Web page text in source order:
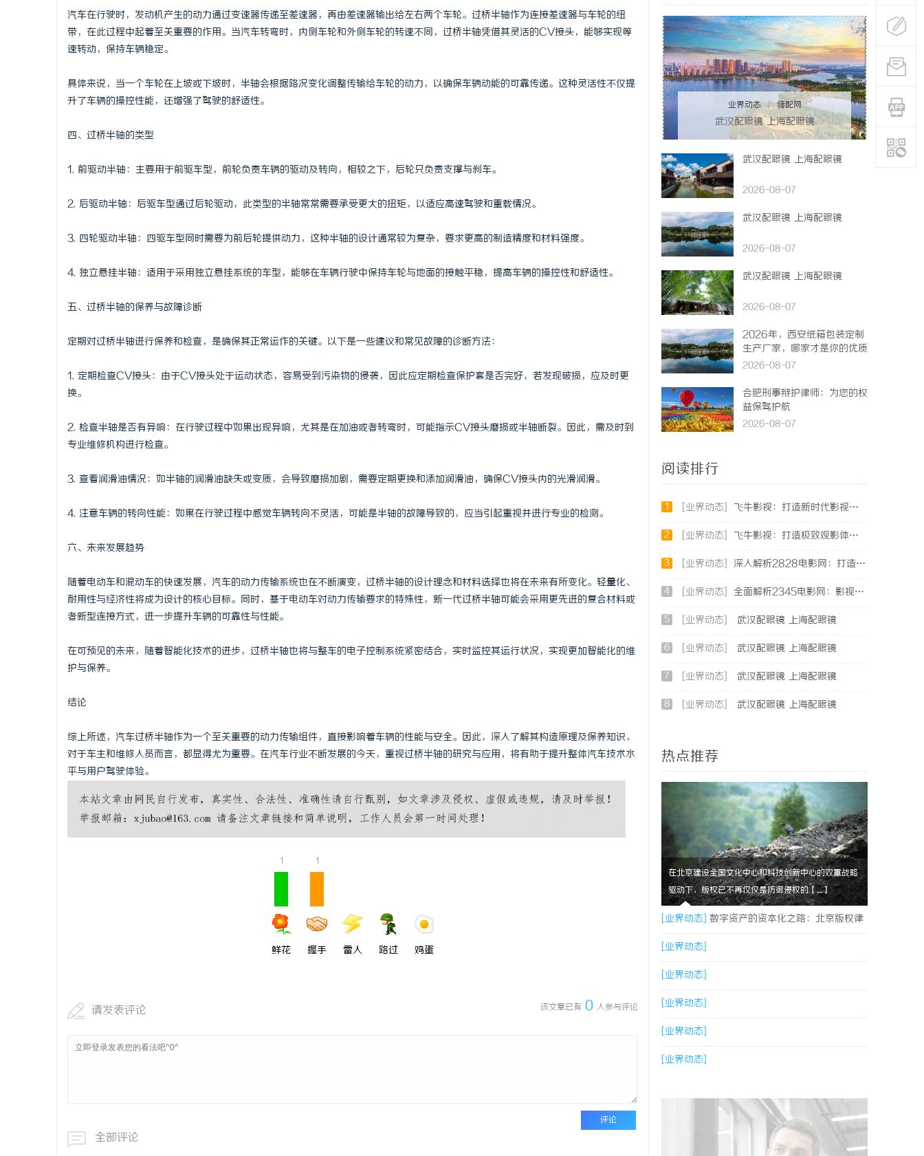
汽车在行驶时，发动机产生的动力通过变速器传递至差速器，再由差速器输出给左右两个车轮。过桥半轴作为连接差速器与车轮的纽
带，在此过程中起着至关重要的作用。当汽车转弯时，内侧车轮和外侧车轮的转速不同，过桥半轴凭借其灵活的CV接头，能够实现等
速转动，保持车辆稳定。
具体来说，当一个车轮在上坡或下坡时，半轴会根据路况变化调整传输给车轮的动力，以确保车辆动能的可靠传递。这种灵活性不仅提
升了车辆的操控性能，还增强了驾驶的舒适性。
四、过桥半轴的类型
1. 前驱动半轴：主要用于前驱车型，前轮负责车辆的驱动及转向，相较之下，后轮只负责支撑与刹车。
2. 后驱动半轴：后驱车型通过后轮驱动，此类型的半轴常常需要承受更大的扭矩，以适应高速驾驶和重载情况。
3. 四轮驱动半轴：四驱车型同时需要为前后轮提供动力，这种半轴的设计通常较为复杂，要求更高的制造精度和材料强度。
4. 独立悬挂半轴：适用于采用独立悬挂系统的车型，能够在车辆行驶中保持车轮与地面的接触平稳，提高车辆的操控性和舒适性。
五、过桥半轴的保养与故障诊断
定期对过桥半轴进行保养和检查，是确保其正常运作的关键。以下是一些建议和常见故障的诊断方法：
1. 定期检查CV接头：由于CV接头处于运动状态，容易受到污染物的侵袭，因此应定期检查保护套是否完好，若发现破损，应及时更
换。
2. 检查半轴是否有异响：在行驶过程中如果出现异响，尤其是在加油或者转弯时，可能指示CV接头磨损或半轴断裂。因此，需及时到
专业维修机构进行检查。
3. 查看润滑油情况：如半轴的润滑油缺失或变质，会导致磨损加剧，需要定期更换和添加润滑油，确保CV接头内的光滑润滑。
4. 注意车辆的转向性能：如果在行驶过程中感觉车辆转向不灵活，可能是半轴的故障导致的，应当引起重视并进行专业的检测。
六、未来发展趋势
随着电动车和混动车的快速发展，汽车的动力传输系统也在不断演变，过桥半轴的设计理念和材料选择也将在未来有所变化。轻量化、
耐用性与经济性将成为设计的核心目标。同时，基于电动车对动力传输要求的特殊性，新一代过桥半轴可能会采用更先进的复合材料或
者新型连接方式，进一步提升车辆的可靠性与性能。
在可预见的未来，随着智能化技术的进步，过桥半轴也将与整车的电子控制系统紧密结合，实时监控其运行状况，实现更加智能化的维
护与保养。
结论
综上所述，汽车过桥半轴作为一个至关重要的动力传输组件，直接影响着车辆的性能与安全。因此，深入了解其构造原理及保养知识，
对于车主和维修人员而言，都显得尤为重要。在汽车行业不断发展的今天，重视过桥半轴的研究与应用，将有助于提升整体汽车技术水
平与用户驾驶体验。
1
鲜花
1
握手 雷人 路过 鸡蛋
该文章已有 0 人参与评论
请发表评论
评论
全部评论
业界动态 | 储配网
武汉配眼镜 上海配眼镜
武汉配眼镜 上海配眼镜
2026-08-07
武汉配眼镜 上海配眼镜
2026-08-07
武汉配眼镜 上海配眼镜
2026-08-07
2026年，西安纸箱包装定制
生产厂家，哪家才是你的优质
之选？
2026-08-07
合肥刑事辩护律师：为您的权
益保驾护航
2026-08-07
阅读排行
1 [业界动态] 飞牛影视：打造新时代影视娱乐的全新体验平台
2 [业界动态] 飞牛影视：打造极致观影体验的在线视频平台解析
3 [业界动态] 深入解析2828电影网：打造高清免费视频观影新体验
4 [业界动态] 全面解析2345电影网：影视资源的海量宝库与观影新体验
5 [业界动态] 武汉配眼镜 上海配眼镜
6 [业界动态] 武汉配眼镜 上海配眼镜
7 [业界动态] 武汉配眼镜 上海配眼镜
8 [业界动态] 武汉配眼镜 上海配眼镜
热点推荐
在北京建设全国文化中心和科技创新中心的双重战略
驱动下，版权已不再仅仅是防御侵权的【....】
[业界动态] 数字资产的资本化之路：北京版权律
师如何让“IP”变“现金流”
[业界动态]
[业界动态]
[业界动态]
[业界动态]
[业界动态]